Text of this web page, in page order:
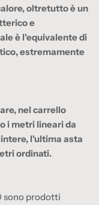
oltretutto è un
e
è l'equivalente di
estremamente
nel carrello
i metri lineari da
l'ultima asta
ordinati.
sono prodotti